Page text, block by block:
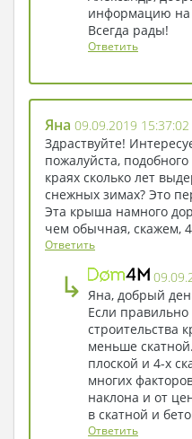
- Надо же, какое
со льдом, и
присесть и
Ева кивнула,
дорожке в дом за
уверена, что
лицом, раз она
респектабельном
информацию на
Всегда рады!
Ответить
Яна 09.09.2019 15:37:02
Здраствуйте!
пожалуйста,
краях сколько лет
снежных зимах? Это
Эта крыша намного
чем обычная, скажем,
Ответить
↳ Яна, добрый
Если
строительства
меньше
плоской и 4-х
многих
наклона и от
в скатной и
Ответить